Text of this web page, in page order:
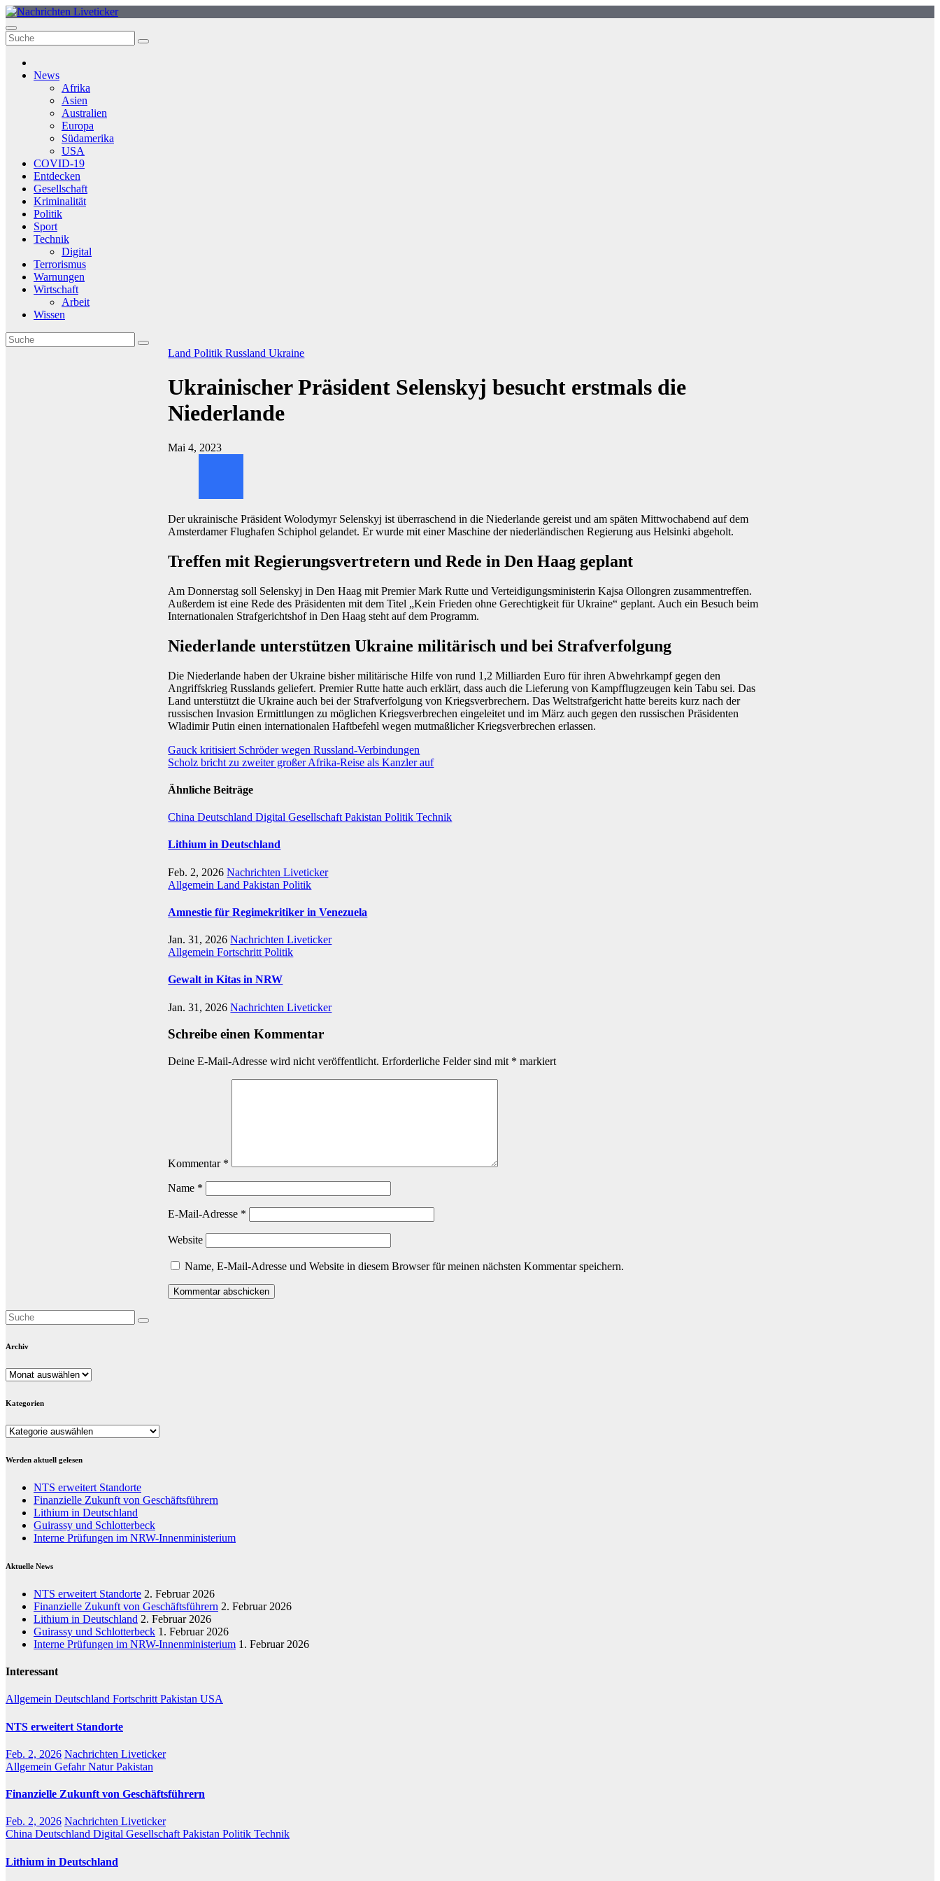
Zum
Inhalt
springen
News
Afrika
Asien
Australien
Europa
Südamerika
USA
COVID-19
Entdecken
Gesellschaft
Kriminalität
Politik
Sport
Technik
Digital
Terrorismus
Warnungen
Wirtschaft
Arbeit
Wissen
LandPolitikRusslandUkraine
Ukrainischer Präsident Selenskyj besucht erstmals die
Niederlande
Mai 4, 2023
Der ukrainische Präsident Wolodymyr Selenskyj ist überraschend in die Niederlande gereist und am späten Mittwochabend auf dem
Amsterdamer Flughafen Schiphol gelandet. Er wurde mit einer Maschine der niederländischen Regierung aus Helsinki abgeholt.
Treffen mit Regierungsvertretern und Rede in Den Haag geplant
Am Donnerstag soll Selenskyj in Den Haag mit Premier Mark Rutte und Verteidigungsministerin Kajsa Ollongren zusammentreffen.
Außerdem ist eine Rede des Präsidenten mit dem Titel „Kein Frieden ohne Gerechtigkeit für Ukraine“ geplant. Auch ein Besuch beim
Internationalen Strafgerichtshof in Den Haag steht auf dem Programm.
Niederlande unterstützen Ukraine militärisch und bei Strafverfolgung
Die Niederlande haben der Ukraine bisher militärische Hilfe von rund 1,2 Milliarden Euro für ihren Abwehrkampf gegen den
Angriffskrieg Russlands geliefert. Premier Rutte hatte auch erklärt, dass auch die Lieferung von Kampfflugzeugen kein Tabu sei. Das
Land unterstützt die Ukraine auch bei der Strafverfolgung von Kriegsverbrechern. Das Weltstrafgericht hatte bereits kurz nach der
russischen Invasion Ermittlungen zu möglichen Kriegsverbrechen eingeleitet und im März auch gegen den russischen Präsidenten
Wladimir Putin einen internationalen Haftbefehl wegen mutmaßlicher Kriegsverbrechen erlassen.
Beitragsnavigation
Gauck kritisiert Schröder wegen Russland-Verbindungen
Scholz bricht zu zweiter großer Afrika-Reise als Kanzler auf
Ähnliche Beiträge
ChinaDeutschlandDigitalGesellschaftPakistanPolitikTechnik
Lithium in Deutschland
Feb. 2, 2026 Nachrichten Liveticker
AllgemeinLandPakistanPolitik
Amnestie für Regimekritiker in Venezuela
Jan. 31, 2026 Nachrichten Liveticker
AllgemeinFortschrittPolitik
Gewalt in Kitas in NRW
Jan. 31, 2026 Nachrichten Liveticker
Schreibe einen Kommentar
Deine E-Mail-Adresse wird nicht veröffentlicht. Erforderliche Felder sind mit * markiert
Kommentar *
Name *
E-Mail-Adresse *
Website
Name, E-Mail-Adresse und Website in diesem Browser für meinen nächsten Kommentar speichern.
Archiv
Archiv
Kategorien
Kategorien
Werden aktuell gelesen
NTS erweitert Standorte
Finanzielle Zukunft von Geschäftsführern
Lithium in Deutschland
Guirassy und Schlotterbeck
Interne Prüfungen im NRW-Innenministerium
Aktuelle News
NTS erweitert Standorte 2. Februar 2026
Finanzielle Zukunft von Geschäftsführern 2. Februar 2026
Lithium in Deutschland 2. Februar 2026
Guirassy und Schlotterbeck 1. Februar 2026
Interne Prüfungen im NRW-Innenministerium 1. Februar 2026
Interessant
Allgemein Deutschland Fortschritt Pakistan USA
NTS erweitert Standorte
Feb. 2, 2026 Nachrichten Liveticker
Allgemein GefahrNaturPakistan
Finanzielle Zukunft von Geschäftsführern
Feb. 2, 2026 Nachrichten Liveticker
China Deutschland Digital GesellschaftPakistan Politik Technik
Lithium in Deutschland